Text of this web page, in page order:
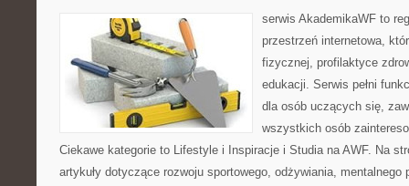
serwis AkademikaWF to
przestrzeń internetowa,
fizycznej, profilaktyce
edukacji. Serwis pełni
dla osób uczących się,
wszystkich osób
Ciekawe kategorie to Lifestyle i Inspiracje i Studia na AWF. Na
artykuły dotyczące rozwoju sportowego, odżywiania, mentalnego